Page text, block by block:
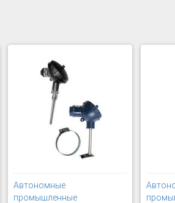
Автономные
промышленные